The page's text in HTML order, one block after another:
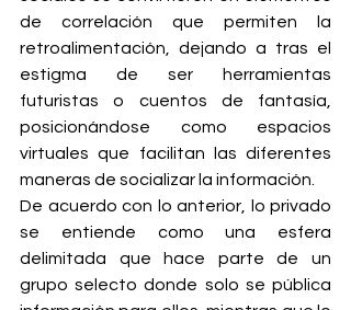
de correlación que permiten la
retroalimentación, dejando a tras el
estigma de ser herramientas
futuristas o cuentos de fantasía,
posicionándose como espacios
virtuales que facilitan las diferentes
maneras de socializar la información.
De acuerdo con lo anterior, lo privado
se entiende como una esfera
delimitada que hace parte de un
grupo selecto donde solo se pública